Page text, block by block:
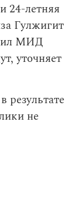
24-летняя
Гулжигит
МИД
уточняет
результате
не